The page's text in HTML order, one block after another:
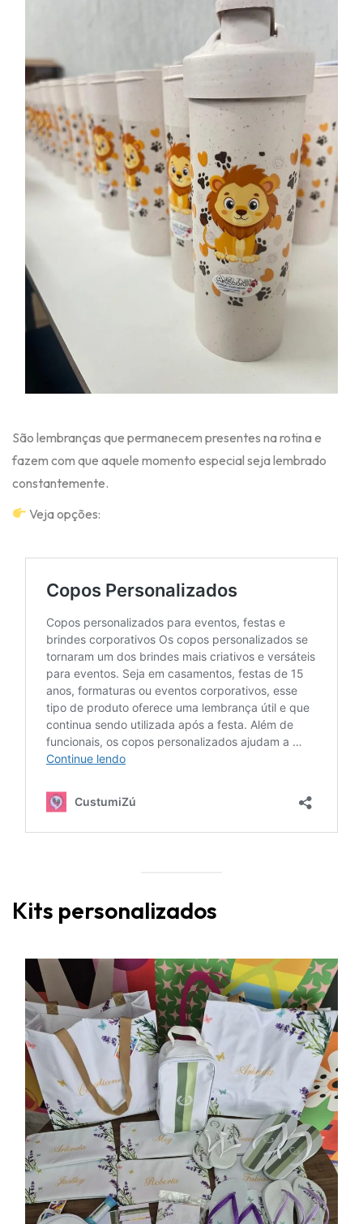
São lembranças que permanecem presentes na rotina e
fazem com que aquele momento especial seja lembrado
constantemente.
Veja opções:
Kits personalizados